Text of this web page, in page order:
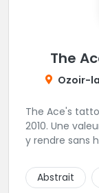
The
Ozoir-
The Ace's
2010. Une
y rendre sans
Abstrait